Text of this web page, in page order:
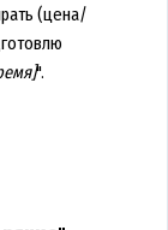
(цена/
".